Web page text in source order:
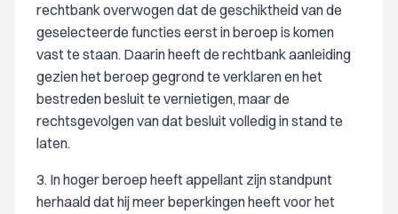
rechtbank overwogen dat de geschiktheid van de
geselecteerde functies eerst in beroep is komen
vast te staan. Daarin heeft de rechtbank aanleiding
gezien het beroep gegrond te verklaren en het
bestreden besluit te vernietigen, maar de
rechtsgevolgen van dat besluit volledig in stand te
laten.
3. In hoger beroep heeft appellant zijn standpunt
herhaald dat hij meer beperkingen heeft voor het